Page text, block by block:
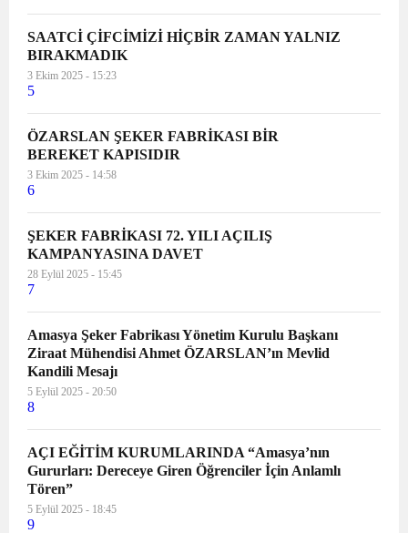
SAATCİ ÇİFCİMİZİ HİÇBİR ZAMAN YALNIZ
BIRAKMADIK
3 Ekim 2025 - 15:23
5
ÖZARSLAN ŞEKER FABRİKASI BİR
BEREKET KAPISIDIR
3 Ekim 2025 - 14:58
6
ŞEKER FABRİKASI 72. YILI AÇILIŞ
KAMPANYASINA DAVET
28 Eylül 2025 - 15:45
7
Amasya Şeker Fabrikası Yönetim Kurulu Başkanı
Ziraat Mühendisi Ahmet ÖZARSLAN’ın Mevlid
Kandili Mesajı
5 Eylül 2025 - 20:50
8
AÇI EĞİTİM KURUMLARINDA “Amasya’nın
Gururları: Dereceye Giren Öğrenciler İçin Anlamlı
Tören”
5 Eylül 2025 - 18:45
9